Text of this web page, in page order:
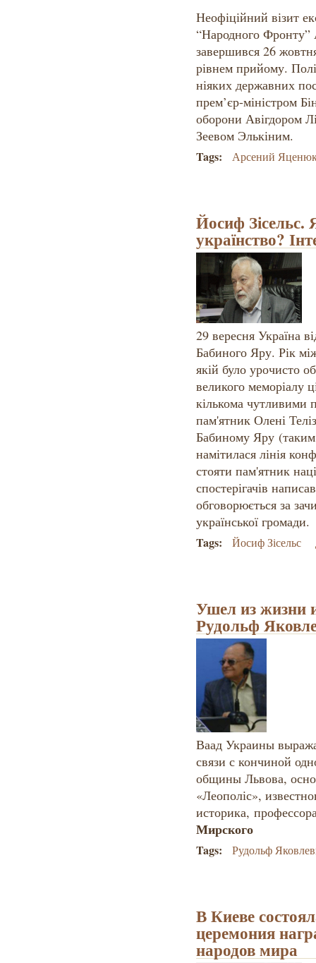
Неофіційний візит
“Народного Фронту”
завершився 26
рівнем прийому.
ніяких державних
прем’єр-міністром
оборони Авігдором
Зеевом Элькіним.
Tags: Арсений
Йосиф Зісельс.
українство?
29 вересня Україна
Бабиного Яру. Рік
якій було урочисто
великого меморіалу
кількома чутливими
пам'ятник Олені
Бабиному Яру
намітилася лінія
стояти пам'ятник
спостерігачів
обговорюється за
української громади.
Tags: Йосиф Зісельс
Ушел из жизни
Рудольф
Ваад Украины
связи с кончиной
общины Львова,
«Леополіс»,
историка,
Мирского
Tags: Рудольф
В Киеве
церемония
народов мира